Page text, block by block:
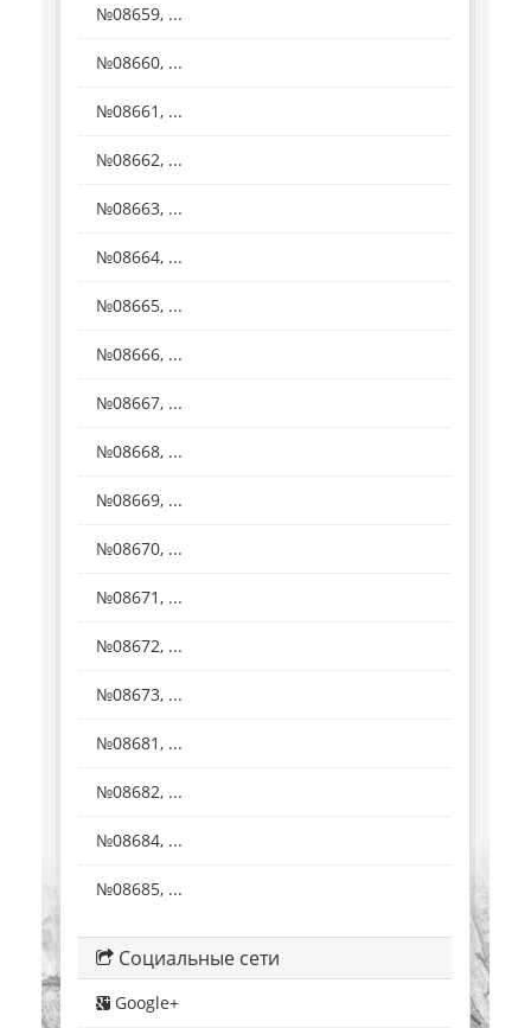
№08659, ...
№08660, ...
№08661, ...
№08662, ...
№08663, ...
№08664, ...
№08665, ...
№08666, ...
№08667, ...
№08668, ...
№08669, ...
№08670, ...
№08671, ...
№08672, ...
№08673, ...
№08681, ...
№08682, ...
№08684, ...
№08685, ...
Социальные сети
Google+